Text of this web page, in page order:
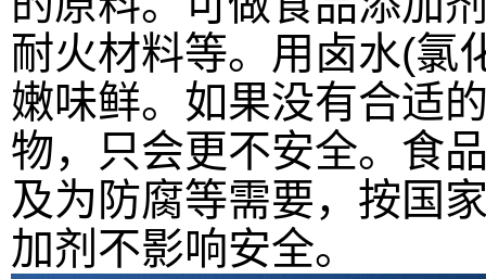
耐火材料等。用卤水(氯
嫩味鲜。如果没有合适
物，只会更不安全。食
及为防腐等需要，按国
加剂不影响安全。